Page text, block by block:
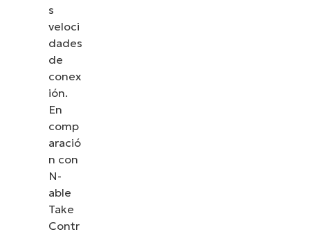
s
veloci
dades
de
conex
ión.
En
comp
aració
n con
N-
able
Take
Contr